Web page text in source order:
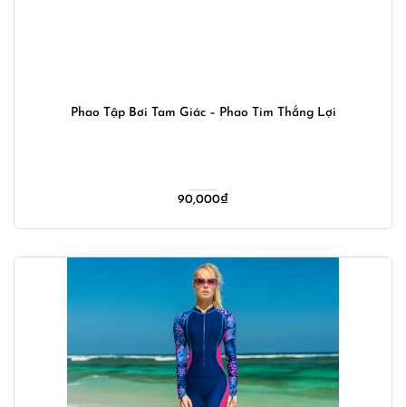
Phao Tập Bơi Tam Giác – Phao Tim Thắng Lợi
90,000₫